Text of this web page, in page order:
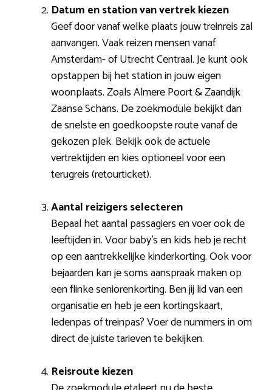
Datum en station van vertrek kiezen
Geef door vanaf welke plaats jouw treinreis zal
aanvangen. Vaak reizen mensen vanaf
Amsterdam- of Utrecht Centraal. Je kunt ook
opstappen bij het station in jouw eigen
woonplaats. Zoals Almere Poort & Zaandijk
Zaanse Schans. De zoekmodule bekijkt dan
de snelste en goedkoopste route vanaf de
gekozen plek. Bekijk ook de actuele
vertrektijden en kies optioneel voor een
terugreis (retourticket).
Aantal reizigers selecteren
Bepaal het aantal passagiers en voer ook de
leeftijden in. Voor baby’s en kids heb je recht
op een aantrekkelijke kinderkorting. Ook voor
bejaarden kan je soms aanspraak maken op
een flinke seniorenkorting. Ben jij lid van een
organisatie en heb je een kortingskaart,
ledenpas of treinpas? Voer de nummers in om
direct de juiste tarieven te bekijken.
Reisroute kiezen